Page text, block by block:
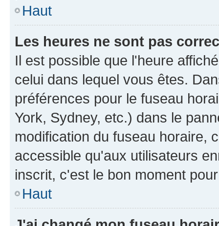
Haut
Les heures ne sont pas
Il est possible que l'heure
celui dans lequel vous êtes.
préférences pour le fuseau
York, Sydney, etc.) dans le
modification du fuseau horaire,
accessible qu'aux utilisateurs
inscrit, c'est le bon moment
Haut